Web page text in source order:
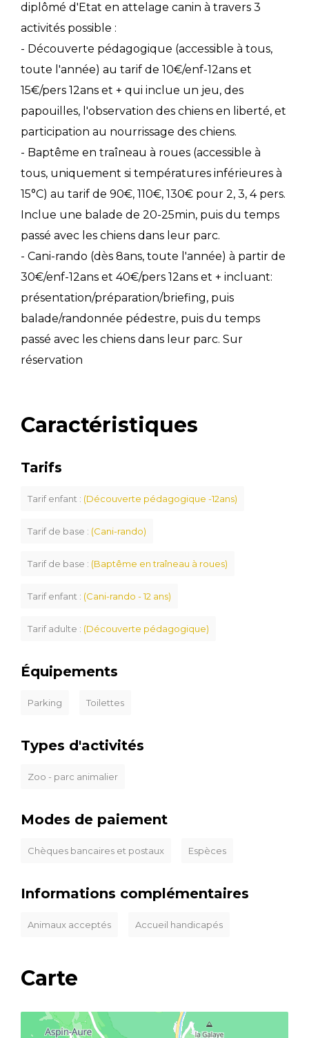
diplômé d'Etat en attelage canin à travers 3
activités possible :
- Découverte pédagogique (accessible à tous,
toute l'année) au tarif de 10€/enf-12ans et
15€/pers 12ans et + qui inclue un jeu, des
papouilles, l'observation des chiens en liberté, et
participation au nourrissage des chiens.
- Baptême en traîneau à roues (accessible à
tous, uniquement si températures inférieures à
15°C) au tarif de 90€, 110€, 130€ pour 2, 3, 4 pers.
Inclue une balade de 20-25min, puis du temps
passé avec les chiens dans leur parc.
- Cani-rando (dès 8ans, toute l'année) à partir de
30€/enf-12ans et 40€/pers 12ans et + incluant:
présentation/préparation/briefing, puis
balade/randonnée pédestre, puis du temps
passé avec les chiens dans leur parc. Sur
réservation
Caractéristiques
Tarifs
Tarif enfant : (Découverte pédagogique -12ans)
Tarif de base : (Cani-rando)
Tarif de base : (Baptême en traîneau à roues)
Tarif enfant : (Cani-rando - 12 ans)
Tarif adulte : (Découverte pédagogique)
Équipements
Parking Toilettes
Types d'activités
Zoo - parc animalier
Modes de paiement
Chèques bancaires et postaux Espèces
Informations complémentaires
Animaux acceptés Accueil handicapés
Carte